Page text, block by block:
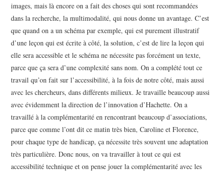
images, mais là encore on a fait des choses qui sont recommandées
dans la recherche, la multimodalité, qui nous donne un avantage. C’est
que quand on a un schéma par exemple, qui est purement illustratif
d’une leçon qui est écrite à côté, la solution, c’est de lire la leçon qui
elle sera accessible et le schéma ne nécessite pas forcément un texte,
parce que ça sera d’une complexité sans nom. On a complété tout ce
travail qu’on fait sur l’accessibilité, à la fois de notre côté, mais aussi
avec les chercheurs, dans différents milieux. Je travaille beaucoup aussi
avec évidemment la direction de l’innovation d’Hachette. On a
travaillé à la complémentarité en rencontrant beaucoup d’associations,
parce que comme l’ont dit ce matin très bien, Caroline et Florence,
pour chaque type de handicap, ça nécessite très souvent une adaptation
très particulière. Donc nous, on va travailler à tout ce qui est
accessibilité technique et on pense jouer la complémentarité avec les